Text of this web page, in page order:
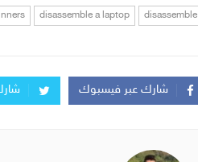
disassemble
disassemble a laptop
شارك عبر فيسبوك